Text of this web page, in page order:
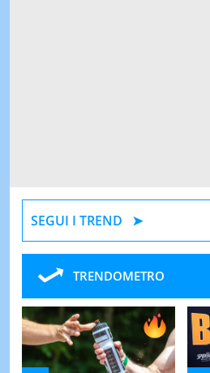
SEGUI I TREND
TRENDOMETRO